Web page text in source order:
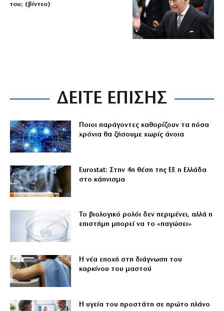
του; (βίντεο)
ΔΕΙΤΕ ΕΠΙΣΗΣ
Ποιοι παράγοντες καθορίζουν τα πόσα
χρόνια θα ζήσουμε χωρίς άνοια
Eurostat: Στην 4η θέση της ΕΕ η Ελλάδα
στο κάπνισμα
Το βιολογικό ρολόι δεν περιμένει, αλλά η
επιστήμη μπορεί να το «παγώσει»
Η νέα εποχή στη διάγνωση του
καρκίνου του μαστού
Η υγεία του προστάτη σε πρώτο πλάνο